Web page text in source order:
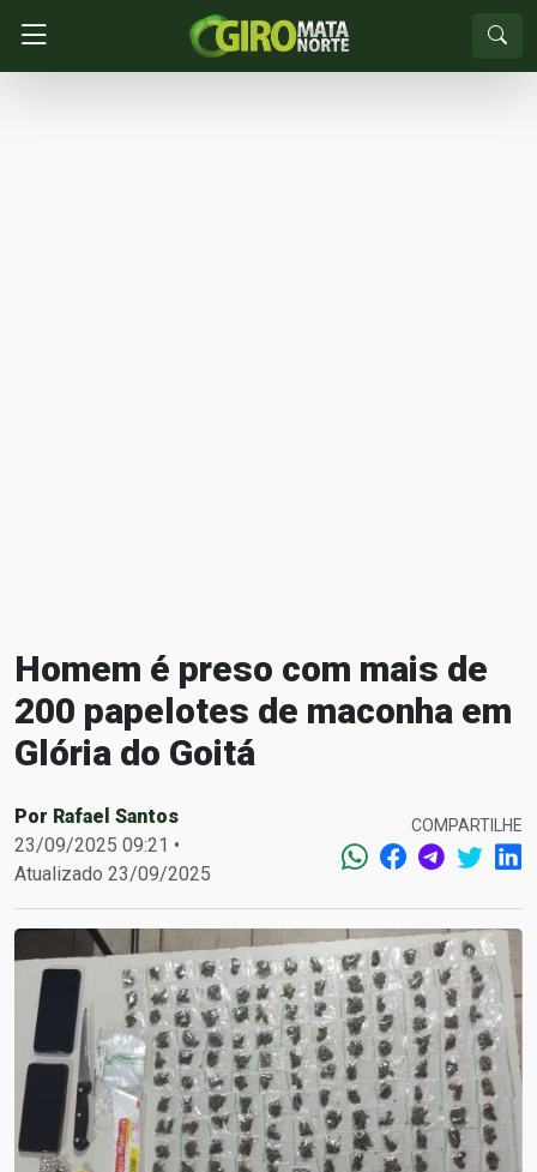
Homem é preso com mais de
200 papelotes de maconha em
Glória do Goitá
Por Rafael Santos
23/09/2025 09:21 •
Atualizado 23/09/2025
COMPARTILHE